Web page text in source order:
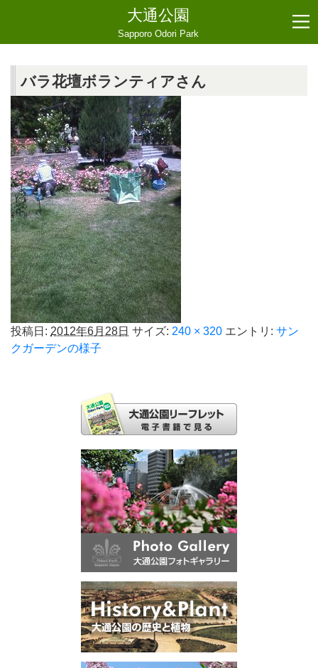
大通公園
Sapporo Odori Park
バラ花壇ボランティアさん
投稿日: 2012年6月28日 サイズ: 240 × 320 エントリ: サン
クガーデンの様子